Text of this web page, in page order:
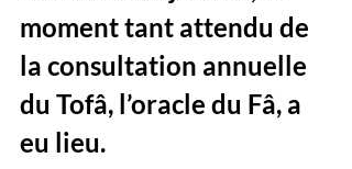
moment tant attendu de
la consultation annuelle
du Tofâ, l’oracle du Fâ, a
eu lieu.